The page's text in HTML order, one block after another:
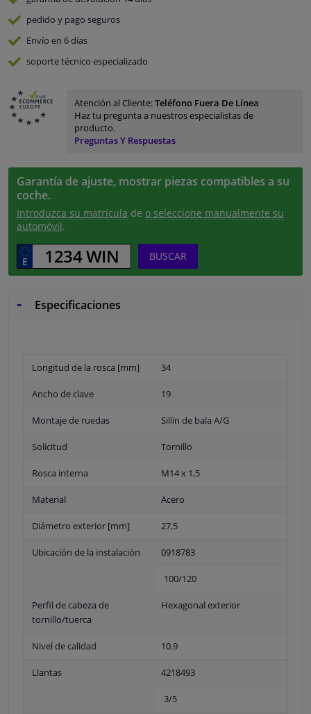
pedido y pago seguros
Envío en 6 días
soporte técnico especializado
Atención al Cliente:Teléfono Fuera De Línea
Haz tu pregunta a nuestros especialistas de
producto.
Preguntas Y Respuestas
Garantía de ajuste, mostrar piezas compatibles a su
coche.
Introduzca su matrícula de o seleccione manualmente su
automóvil.
BUSCAR
Especificaciones
Longitud de la rosca [mm] 34
Ancho de clave 19
Montaje de ruedas Sillín de bala A/G
Solicitud Tornillo
Rosca interna M14 x 1,5
Material Acero
Diámetro exterior [mm] 27,5
Ubicación de la instalación 0918783
100/120
Perfil de cabeza de
tornillo/tuerca
Hexagonal exterior
Nivel de calidad 10.9
Llantas 4218493
3/5